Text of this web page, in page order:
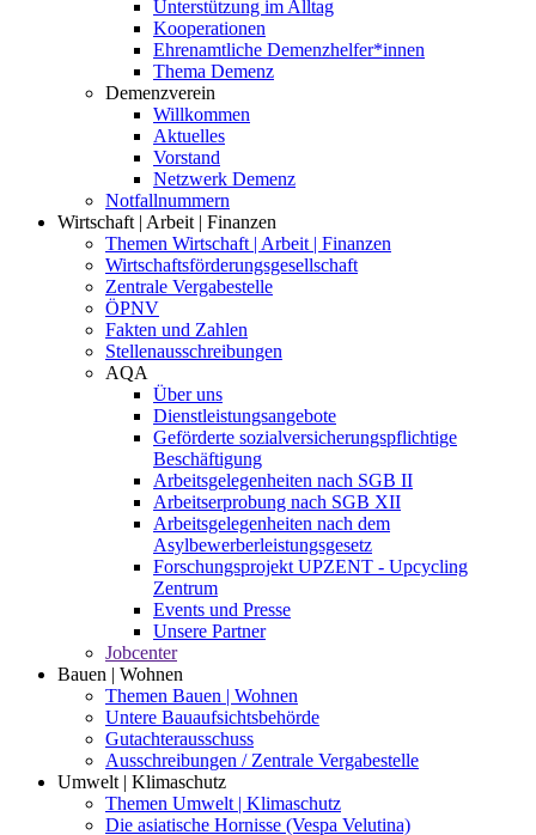
Unterstützung im Alltag
Kooperationen
Ehrenamtliche Demenzhelfer*innen
Thema Demenz
Demenzverein
Willkommen
Aktuelles
Vorstand
Netzwerk Demenz
Notfallnummern
Wirtschaft | Arbeit | Finanzen
Themen Wirtschaft | Arbeit | Finanzen
Wirtschaftsförderungsgesellschaft
Zentrale Vergabestelle
ÖPNV
Fakten und Zahlen
Stellenausschreibungen
AQA
Über uns
Dienstleistungsangebote
Geförderte sozialversicherungspflichtige
Beschäftigung
Arbeitsgelegenheiten nach SGB II
Arbeitserprobung nach SGB XII
Arbeitsgelegenheiten nach dem
Asylbewerberleistungsgesetz
Forschungsprojekt UPZENT - Upcycling
Zentrum
Events und Presse
Unsere Partner
Jobcenter
Bauen | Wohnen
Themen Bauen | Wohnen
Untere Bauaufsichtsbehörde
Gutachterausschuss
Ausschreibungen / Zentrale Vergabestelle
Umwelt | Klimaschutz
Themen Umwelt | Klimaschutz
Die asiatische Hornisse (Vespa Velutina)